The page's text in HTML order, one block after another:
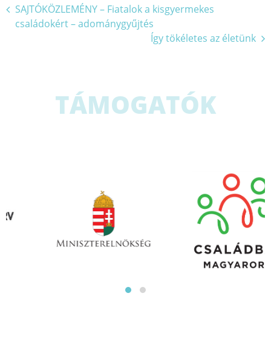
Bejegyzés
navigáció
SAJTÓKÖZLEMÉNY – Fiatalok a kisgyermekes
családokért – adománygyűjtés
Így tökéletes az életünk
TÁMOGATÓK